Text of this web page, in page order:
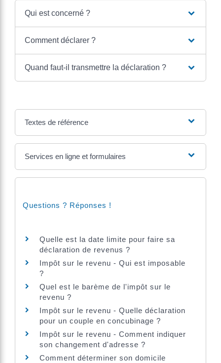
Qui est concerné ?
Comment déclarer ?
Quand faut-il transmettre la déclaration ?
Textes de référence
Services en ligne et formulaires
Questions ? Réponses !
Quelle est la date limite pour faire sa
déclaration de revenus ?
Impôt sur le revenu - Qui est imposable
?
Quel est le barème de l'impôt sur le
revenu ?
Impôt sur le revenu - Quelle déclaration
pour un couple en concubinage ?
Impôt sur le revenu - Comment indiquer
son changement d'adresse ?
Comment déterminer son domicile